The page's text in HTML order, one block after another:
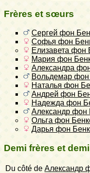
Frères et sœurs
Сергей фон
Софья фон
Елизавета фон
Мария фон
Александра
Вольдемар
Наталья фон
Андрей фон
Надежда фон
Александр фон
Ольга фон
Дарья фон
Demi frères et
Du côté de Александр